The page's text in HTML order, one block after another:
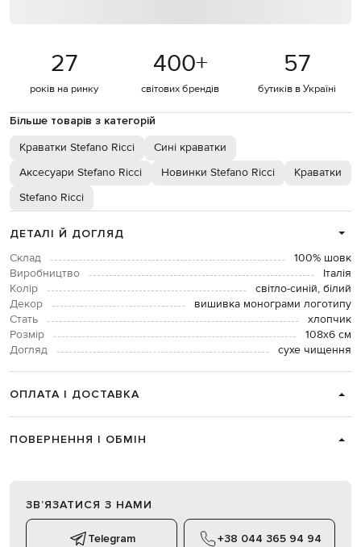
27
років на ринку
400+
світових брендів
57
бутиків в Україні
Більше товарів з категорій
Краватки Stefano Ricci
Сині краватки
Аксесуари Stefano Ricci
Новинки Stefano Ricci
Краватки
Stefano Ricci
ДЕТАЛІ Й ДОГЛЯД
Склад
100% шовк
Виробництво
Італія
Колір
світло-синій, білий
Декор
вишивка монограми логотипу
Стать
хлопчик
Розмір
108х6 см
Догляд
сухе чищення
ОПЛАТА І ДОСТАВКА
ПОВЕРНЕННЯ І ОБМІН
ЗВʼЯЗАТИСЯ З НАМИ
Telegram +38 044 365 94 94